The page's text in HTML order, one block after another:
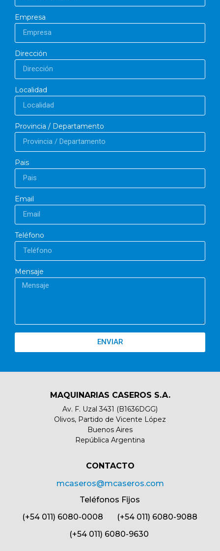
Empresa
Dirección
Localidad
Provincia / Departamento
Pais
Email
Teléfono
Mensaje
ENVIAR
MAQUINARIAS CASEROS S.A.
Av. F. Uzal 3431 (B1636DGG)
Olivos, Partido de Vicente López
Buenos Aires
República Argentina
CONTACTO​
mcaseros@mcaseros.com
Teléfonos Fijos
(+54 011) 6080-0008 (+54 011) 6080-9088
(+54 011) 6080-9630